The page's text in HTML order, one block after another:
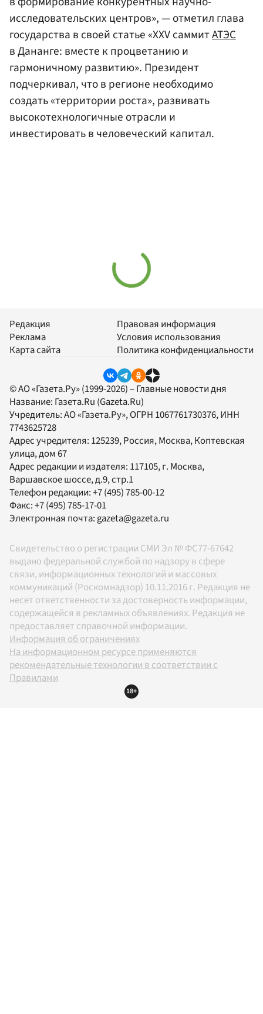
исследовательских центров», — отметил глава
государства в своей статье «ХХV саммитАТЭС
в Дананге: вместе к процветанию и
гармоничному развитию». Президент
подчеркивал, что в регионе необходимо
создать «территории роста», развивать
высокотехнологичные отрасли и
инвестировать в человеческий капитал.
Редакция
Реклама
Карта сайта
Правовая информация
Условия использования
Политика конфиденциальности
© АО «Газета.Ру» (1999-2026) – Главные новости дня
Название: Газета.Ru (Gazeta.Ru)
Учредитель:АО «Газета.Ру», ОГРН 1067761730376, ИНН
7743625728
Адрес учредителя: 125239, Россия, Москва, Коптевская
улица, дом 67
Адрес редакции и издателя: 117105, г. Москва,
Варшавское шоссе, д.9, стр.1
Телефон редакции:+7 (495) 785-00-12
Факс:+7 (495) 785-17-01
Электронная почта:gazeta@gazeta.ru
Свидетельство о регистрации СМИ Эл № ФС77-67642
выдано федеральной службой по надзору в сфере
связи, информационных технологий и массовых
коммуникаций (Роскомнадзор) 10.11.2016 г. Редакция не
несет ответственности за достоверность информации,
содержащейся в рекламных объявлениях. Редакция не
предоставляет справочной информации.
Информация об ограничениях
На информационном ресурсе применяются
рекомендательные технологии в соответствии с
Правилами
18+